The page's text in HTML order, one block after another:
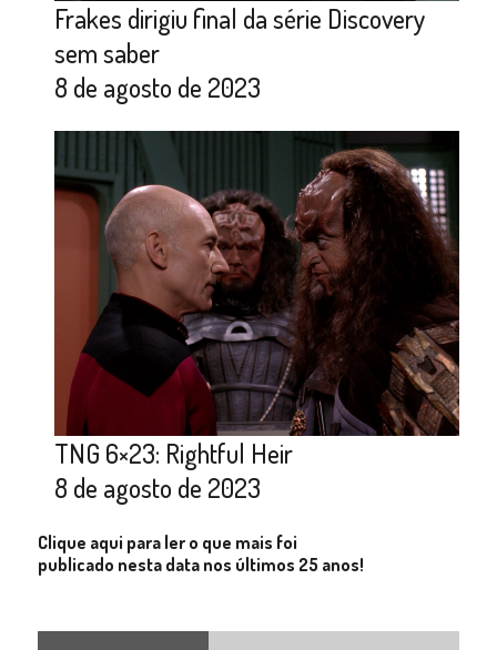
Frakes dirigiu final da série Discovery
sem saber
8 de agosto de 2023
TNG 6×23: Rightful Heir
8 de agosto de 2023
Clique aqui para ler o que mais foi
publicado nesta data nos últimos 25 anos!